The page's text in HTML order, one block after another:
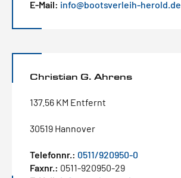
E-Mail: info@bootsverleih-herold.de
Christian G. Ahrens
137.56 KM Entfernt
30519 Hannover
Telefonnr.: 0511/920950-0
Faxnr.: 0511-920950-29